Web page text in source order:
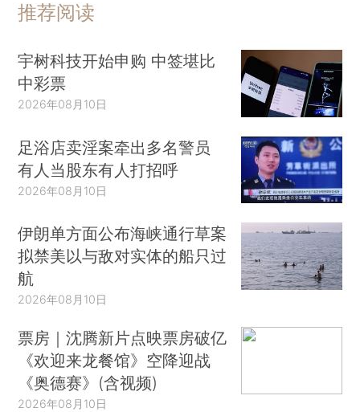
推荐阅读
宇树科技开始申购 中签堪比
中彩票
2026年08月10日
足浴店卖淫案牵出多名警员
有人当股东有人打招呼
2026年08月10日
伊朗单方面公布海峡通行草案
拟禁美以与敌对实体的船只过
航
2026年08月10日
票房｜沈腾新片点映票房破亿
《欢迎来龙餐馆》空降迎战
《奥德赛》(含视频)
2026年08月10日